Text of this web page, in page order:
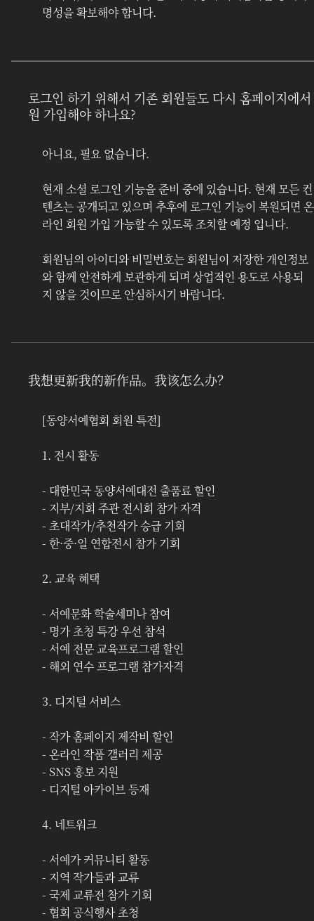
명성을 확보해야 합니다.
로그인 하기 위해서 기존 회원들도 다시 홈페이지에
원 가입해야 하나요?
아니요, 필요 없습니다.
현재 소셜 로그인 기능을 준비 중에 있습니다. 현재 모든 컨
텐츠는 공개되고 있으며 추후에 로그인 기능이 복원되면 온
라인 회원 가입 가능할 수 있도록 조치할 예정 입니다.
회원님의 아이디와 비밀번호는 회원님이 저장한 개인정보
와 함께 안전하게 보관하게 되며 상업적인 용도로 사용되
지 않을 것이므로 안심하시기 바랍니다.
我想更新我的新作品。我该怎么办？
[동양서예협회 회원 특전]
1. 전시 활동
- 대한민국 동양서예대전 출품료 할인
- 지부/지회 주관 전시회 참가 자격
- 초대작가/추천작가 승급 기회
- 한·중·일 연합전시 참가 기회
2. 교육 혜택
- 서예문화 학술세미나 참여
- 명가 초청 특강 우선 참석
- 서예 전문 교육프로그램 할인
- 해외 연수 프로그램 참가자격
3. 디지털 서비스
- 작가 홈페이지 제작비 할인
- 온라인 작품 갤러리 제공
- SNS 홍보 지원
- 디지털 아카이브 등재
4. 네트워크
- 서예가 커뮤니티 활동
- 지역 작가들과 교류
- 국제 교류전 참가 기회
- 협회 공식행사 초청